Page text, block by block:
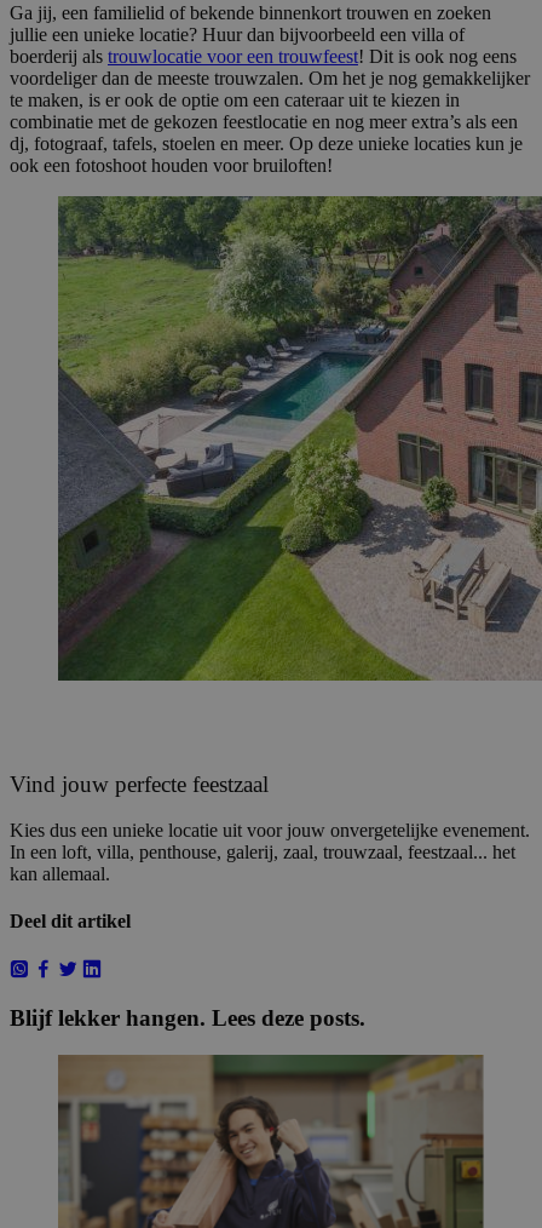
Ga jij, een familielid of bekende binnenkort trouwen en zoeken
jullie een unieke locatie? Huur dan bijvoorbeeld een villa of
boerderij als trouwlocatie voor een trouwfeest! Dit is ook nog eens
voordeliger dan de meeste trouwzalen. Om het je nog gemakkelijker
te maken, is er ook de optie om een cateraar uit te kiezen in
combinatie met de gekozen feestlocatie en nog meer extra’s als een
dj, fotograaf, tafels, stoelen en meer. Op deze unieke locaties kun je
ook een fotoshoot houden voor bruiloften!
Vind jouw perfecte feestzaal
Kies dus een unieke locatie uit voor jouw onvergetelijke evenement.
In een loft, villa, penthouse, galerij, zaal, trouwzaal, feestzaal... het
kan allemaal.
Deel dit artikel
Blijf lekker hangen. Lees deze posts.